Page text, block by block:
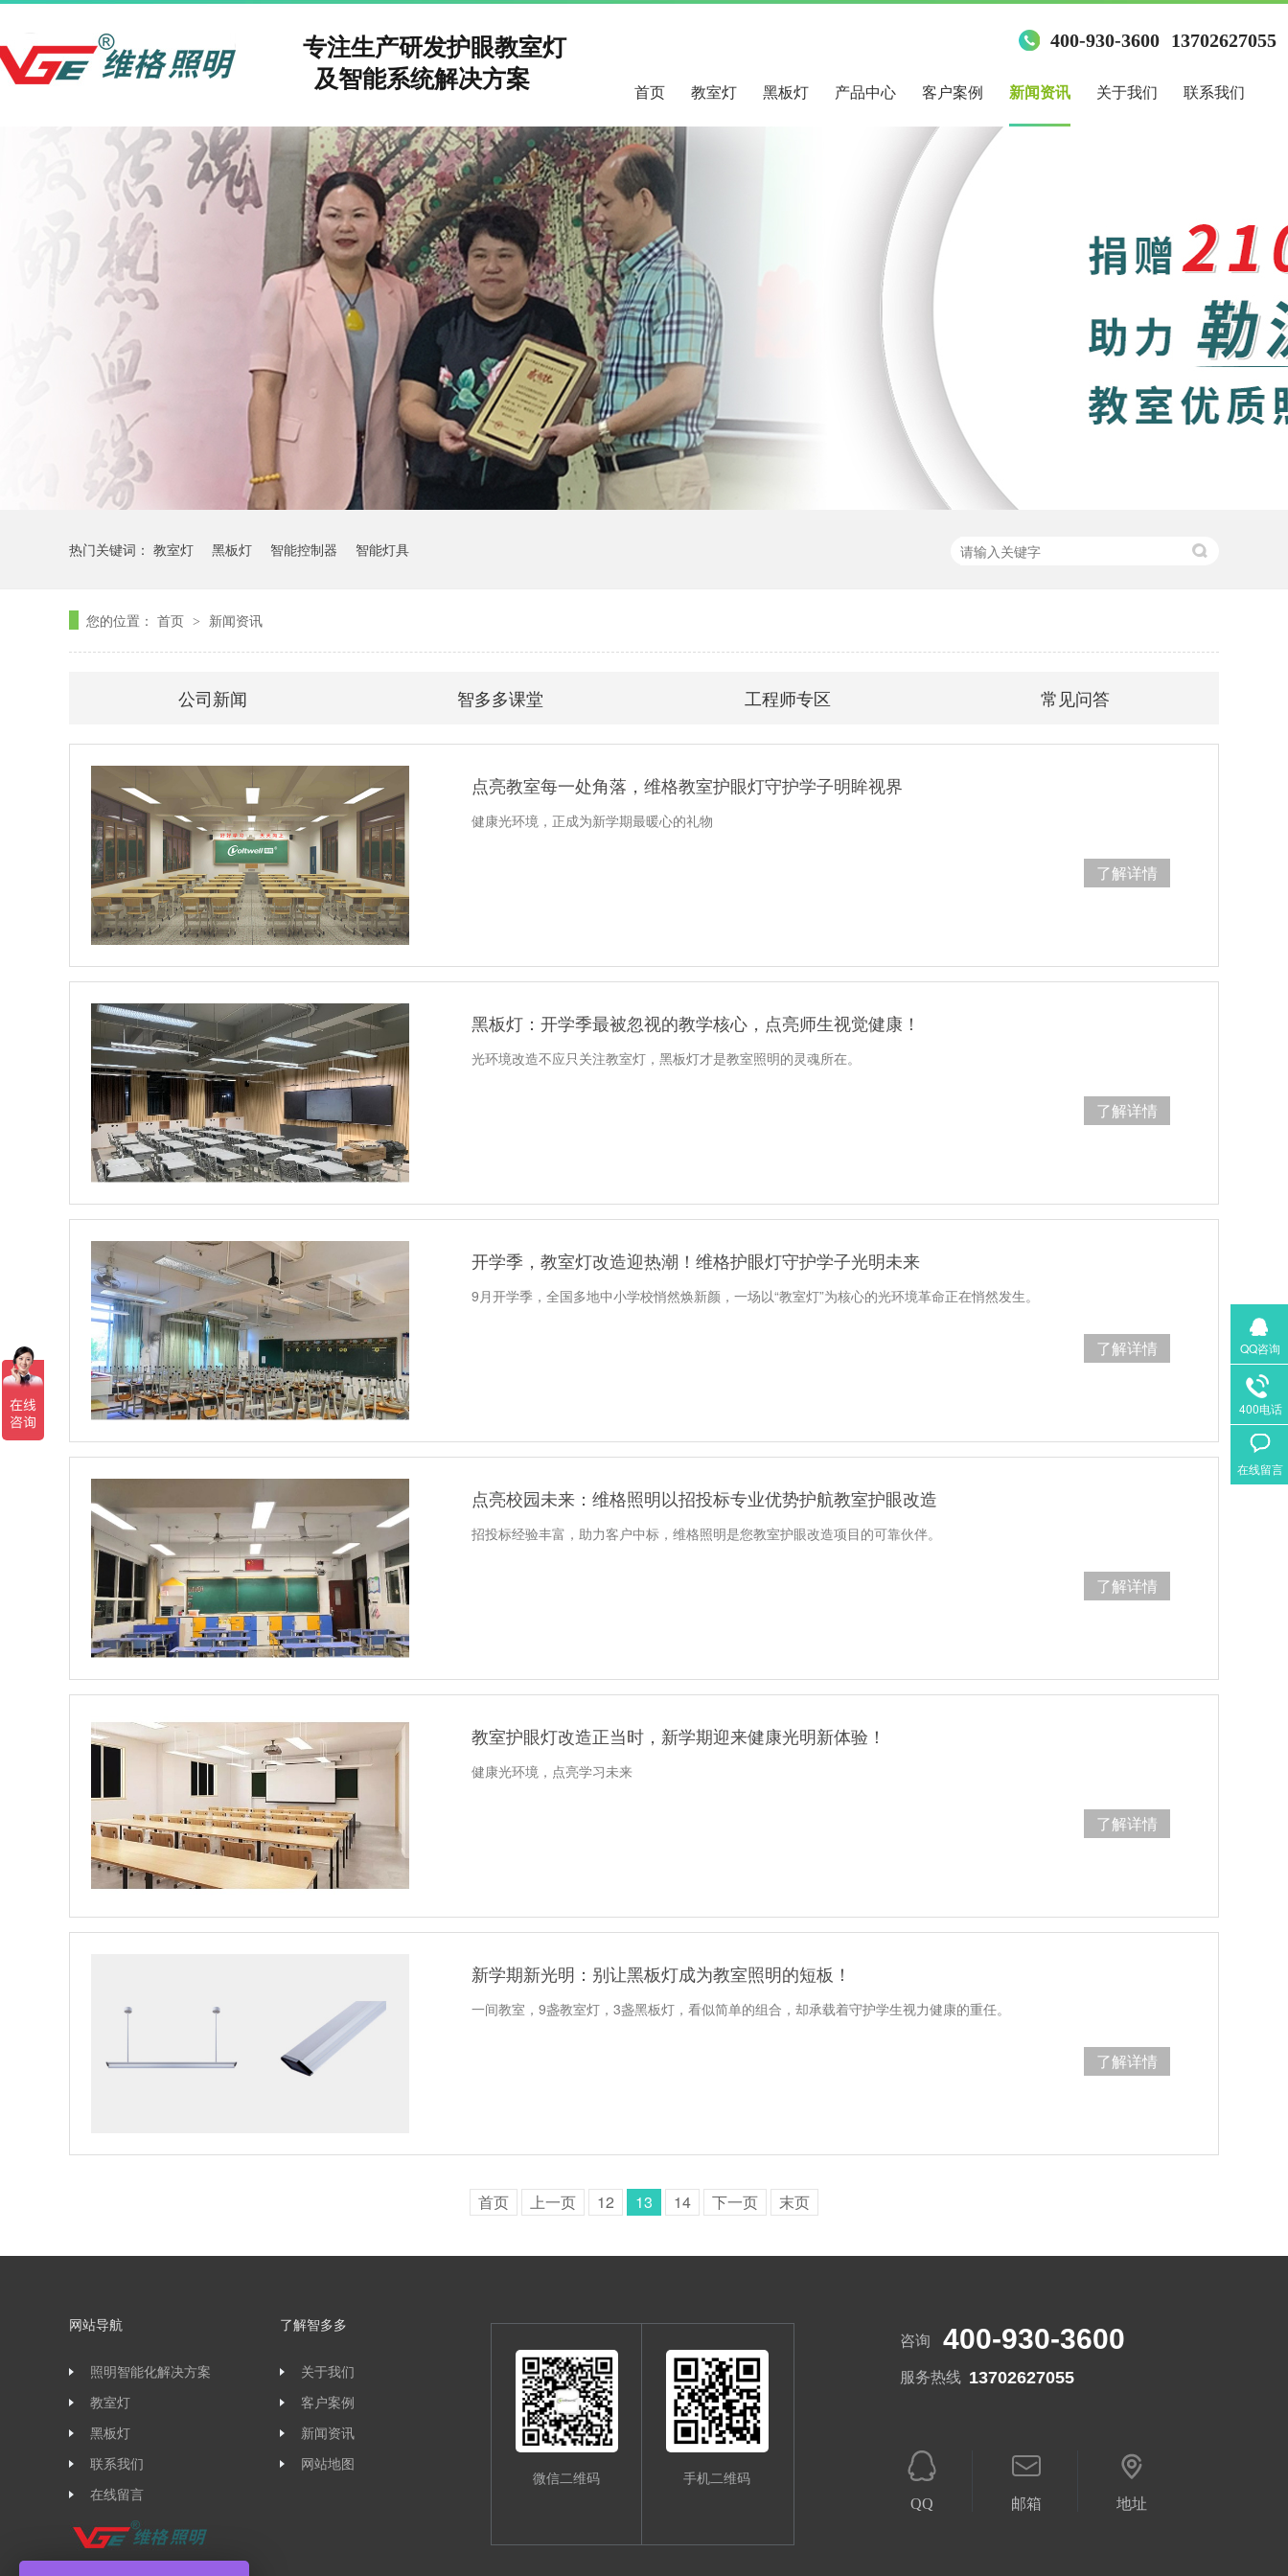
专注生产研发护眼教室灯
及智能系统解决方案
400-930-3600 13702627055
首页 教室灯 黑板灯 产品中心 客户案例 新闻资讯 关于我们 联系我们
热门关键词： 教室灯 黑板灯 智能控制器 智能灯具
您的位置： 首页 > 新闻资讯
公司新闻 智多多课堂 工程师专区 常见问答
点亮教室每一处角落，维格教室护眼灯守护学子明眸视界
健康光环境，正成为新学期最暖心的礼物
了解详情
黑板灯：开学季最被忽视的教学核心，点亮师生视觉健康！
光环境改造不应只关注教室灯，黑板灯才是教室照明的灵魂所在。
了解详情
开学季，教室灯改造迎热潮！维格护眼灯守护学子光明未来
9月开学季，全国多地中小学校悄然焕新颜，一场以“教室灯”为核心的光环境革命正在悄然发生。
了解详情
点亮校园未来：维格照明以招投标专业优势护航教室护眼改造
招投标经验丰富，助力客户中标，维格照明是您教室护眼改造项目的可靠伙伴。
了解详情
教室护眼灯改造正当时，新学期迎来健康光明新体验！
健康光环境，点亮学习未来
了解详情
新学期新光明：别让黑板灯成为教室照明的短板！
一间教室，9盏教室灯，3盏黑板灯，看似简单的组合，却承载着守护学生视力健康的重任。
了解详情
首页 上一页 12 13 14 下一页 末页
咨询 400-930-3600
服务热线 13702627055
QQ 邮箱 地址
网站导航
照明智能化解决方案
教室灯
黑板灯
联系我们
在线留言
了解智多多
关于我们
客户案例
新闻资讯
网站地图
微信二维码
手机二维码
QQ咨询
400电话
在线留言